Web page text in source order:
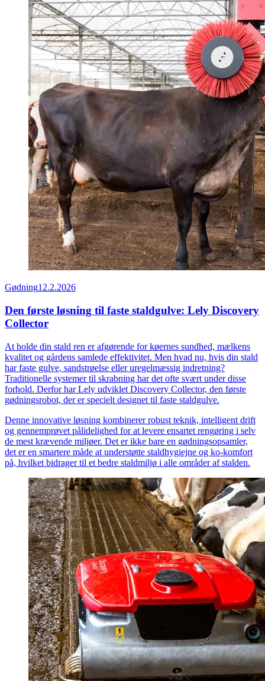
Gødning12.2.2026
Den første løsning til faste staldgulve: Lely Discovery
Collector
At holde din stald ren er afgørende for køernes sundhed, mælkens
kvalitet og gårdens samlede effektivitet. Men hvad nu, hvis din stald
har faste gulve, sandstrøelse eller uregelmæssig indretning?
Traditionelle systemer til skrabning har det ofte svært under disse
forhold. Derfor har Lely udviklet Discovery Collector, den første
gødningsrobot, der er specielt designet til faste staldgulve.
Denne innovative løsning kombinerer robust teknik, intelligent drift
og gennemprøvet pålidelighed for at levere ensartet rengøring i selv
de mest krævende miljøer. Det er ikke bare en gødningsopsamler,
det er en smartere måde at understøtte staldhygiejne og ko-komfort
på, hvilket bidrager til et bedre staldmiljø i alle områder af stalden.